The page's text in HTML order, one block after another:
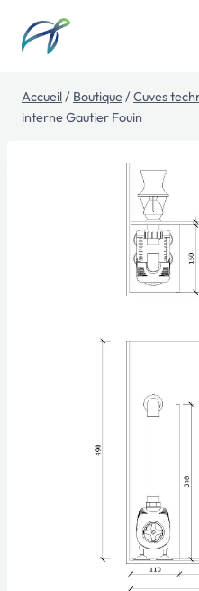
contenu
Accueil/ Boutique/Cuves
interne Gautier Fouin